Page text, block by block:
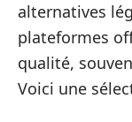
alternatives
plateformes
qualité,
Voici une